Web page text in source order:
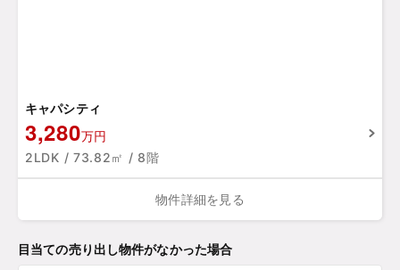
キャパシティ
3,280万円
2LDK / 73.82㎡ / 8階
物件詳細を見る
目当ての売り出し物件がなかった場合